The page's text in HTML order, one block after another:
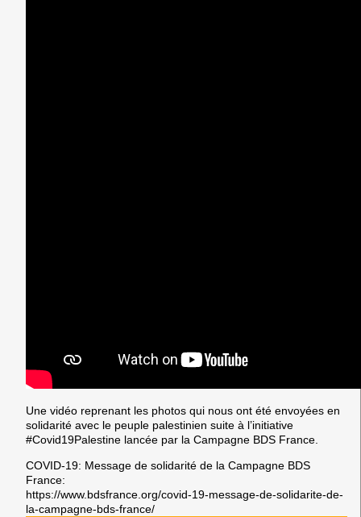
Une vidéo reprenant les photos qui nous ont été envoyées en
solidarité avec le peuple palestinien suite à l’initiative
#Covid19Palestine lancée par la Campagne BDS France.
COVID-19: Message de solidarité de la Campagne BDS
France:
https://www.bdsfrance.org/covid-19-message-de-solidarite-de-
la-campagne-bds-france/